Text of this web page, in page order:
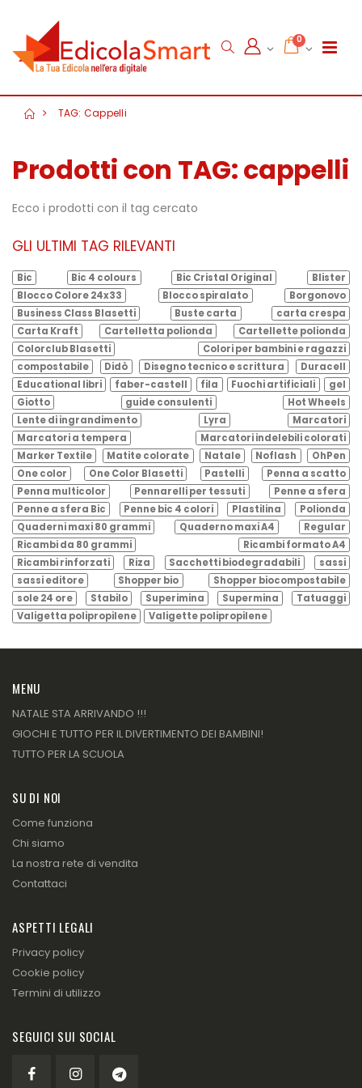
0
TAG: Cappelli
Prodotti con TAG: cappelli
Ecco i prodotti con il tag cercato
GLI ULTIMI TAG RILEVANTI
Bic Bic 4 colours Bic Cristal Original
Blister
Blocco Colore 24x33
Blocco spiralato
Borgonovo
Business Class Blasetti
Buste carta
carta crespa
Carta Kraft
Cartelletta polionda
Cartellette polionda
Colorclub Blasetti
Colori per bambini e ragazzi
compostabile
Didò Disegno tecnico e scrittura
Duracell
Educational libri
faber-castell fila Fuochi artificiali
gel
Giotto
guide consulenti
Hot Wheels
Lente di ingrandimento
Lyra
Marcatori
Marcatori a tempera
Marcatori indelebili colorati
Marker Textile
Matite colorate Natale Noflash
OhPen
One color
One Color Blasetti Pastelli
Penna a scatto
Penna multicolor
Pennarelli per tessuti
Penne a sfera
Penne a sfera Bic
Penne bic 4 colori Plastilina
Polionda
Quaderni maxi 80 grammi
Quaderno maxi A4
Regular
Ricambi da 80 grammi
Ricambi formato A4
Ricambi rinforzati
Riza Sacchetti biodegradabili
sassi
sassi editore
Shopper bio
Shopper biocompostabile
sole 24 ore
Stabilo Superimina Supermina
Tatuaggi
Valigetta polipropilene
Valigette polipropilene
MENU
NATALE STA ARRIVANDO !!!
GIOCHI E TUTTO PER IL DIVERTIMENTO DEI BAMBINI!
TUTTO PER LA SCUOLA
SU DI NOI
Come funziona
Chi siamo
La nostra rete di vendita
Contattaci
ASPETTI LEGALI
Privacy policy
Cookie policy
Termini di utilizzo
SEGUICI SUI SOCIAL